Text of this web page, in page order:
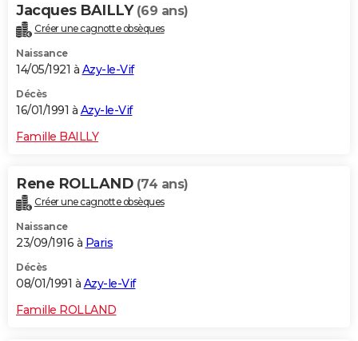
Jacques BAILLY (69 ans)
Créer une cagnotte obsèques
Naissance
14/05/1921 à Azy-le-Vif
Décès
16/01/1991 à Azy-le-Vif
Famille BAILLY
Rene ROLLAND (74 ans)
Créer une cagnotte obsèques
Naissance
23/09/1916 à Paris
Décès
08/01/1991 à Azy-le-Vif
Famille ROLLAND